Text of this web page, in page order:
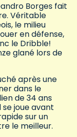
Borges fait
Véritable
le milieu
en défense,
le Dribble!
glané lors de
après une
dans le
de 34 ans
joue avant
sur un
le meilleur.